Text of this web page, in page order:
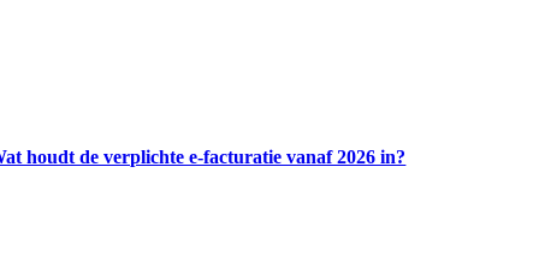
houdt de verplichte e-facturatie vanaf 2026 in?